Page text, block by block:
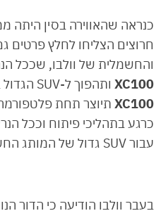
כנראה שהאווירה בסין היתה
חרוצים הצליחו לחלץ
והחשמלית של וולבו, שככל
XC100 ותהפוך ל-SUV הגדול ביותר שהמותג יציע. ה-
XC100
כרגע בתהליכי פיתוח וככל
עבור SUV גדול של המותג החשמלי פולסטאר.
בעבר וולבו הודיעה כי הדור